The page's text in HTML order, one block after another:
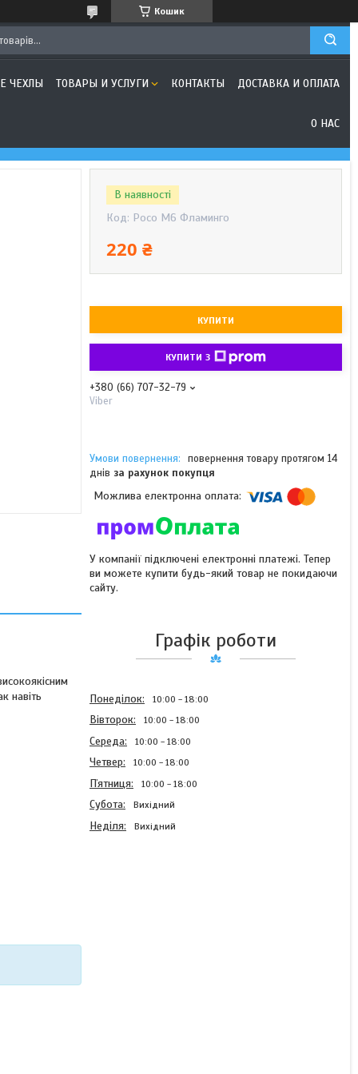
Кошик
ЧЕХЛЫ ТОВАРЫ И УСЛУГИ КОНТАКТЫ ДОСТАВКА И ОПЛАТА
О НАС
навіть
В наявності
Код: Poco M6 Фламинго
220 ₴
КУПИТИ
КУПИТИ З
+380 (66) 707-32-79
Viber
повернення товару протягом 14
днів за рахунок покупця
У компанії підключені електронні платежі. Тепер
ви можете купити будь-який товар не покидаючи
сайту.
Графік роботи
Понеділок 10:00 18:00
Вівторок 10:00 18:00
Середа 10:00 18:00
Четвер 10:00 18:00
Пʼятниця 10:00 18:00
Субота Вихідний
Неділя Вихідний